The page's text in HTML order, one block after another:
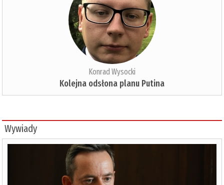
Konrad Wysocki
Kolejna odsłona planu Putina
Wywiady